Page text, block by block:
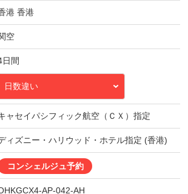
港 香港
空
日間
日数違い
ャセイパシフィック航空（ＣＸ）指定
ィズニー・ハリウッド・ホテル指定 (香港)
コンシェルジュ予約
AP-042-AH